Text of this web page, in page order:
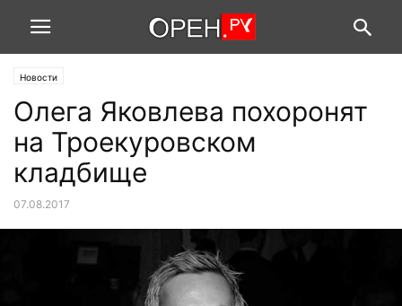
Новости
Олега Яковлева похоронят
на Троекуровском
кладбище
07.08.2017